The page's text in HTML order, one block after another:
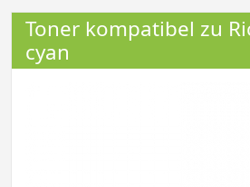
Toner kompatibel zu
cyan